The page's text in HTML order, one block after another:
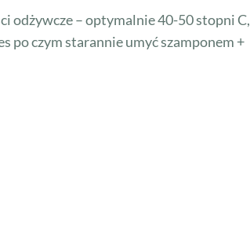
odżywcze – optymalnie 40-50 stopni C,
po czym starannie umyć szamponem +